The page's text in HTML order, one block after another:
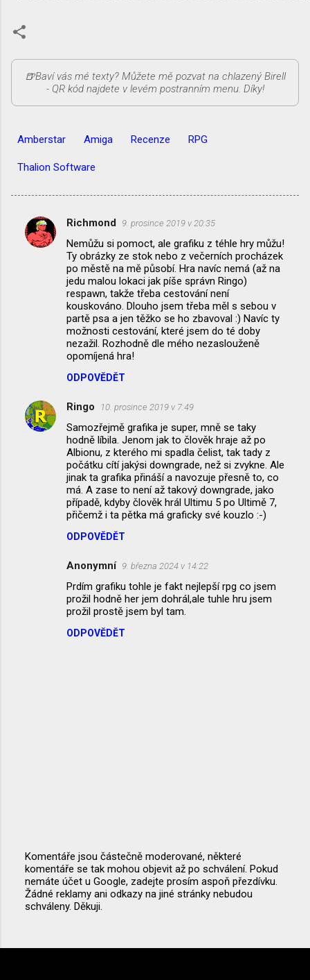
Amberstar Amiga Recenze RPG
Thalion Software
K
o
Richmond 9. prosince 2019 v 20:35
Nemůžu si pomoct, ale grafiku z téhle hry můžu!
Ty obrázky ze stok nebo z večerních procházek
po městě na mě působí. Hra navíc nemá (až na
jedu malou lokaci jak píše správn Ringo)
respawn, takže třeba cestování není
kouskováno. Dlouho jsem třeba měl s sebou v
partě psa a jen těžko se ho zbavoval :) Navíc ty
možnosti cestování, které jsem do té doby
nezažil. Rozhodně dle mého nezaslouženě
opomíjená hra!
ODPOVĚDĚT
Ringo 10. prosince 2019 v 7:49
Samozřejmě grafika je super, mně se taky
hodně líbila. Jenom jak to člověk hraje až po
Albionu, z kterého mi spadla čelist, tak tady z
počátku cítí jakýsi downgrade, než si zvykne. Ale
jinak ta grafika přináší a navozuje přesně to, co
má. A zase to není až takový downgrade, jako
případě, kdyby člověk hrál Ultimu 5 po Ultimě 7,
přičemž i ta pětka má graficky své kouzlo :-)
ODPOVĚDĚT
Anonymní 9. března 2024 v 14:22
Prdím grafiku tohle je fakt nejlepší rpg co jsem
prožil hodně her jem dohrál,ale tuhle hru jsem
prožil prostě jsem byl tam.
ODPOVĚDĚT
O
k
o
m
t
Komentáře jsou částečně moderované, některé
komentáře se tak mohou objevit až po schválení. Pokud
nemáte účet u Google, zadejte prosím aspoň přezdívku.
Žádné reklamy ani odkazy na jiné stránky nebudou
schváleny. Děkuji.